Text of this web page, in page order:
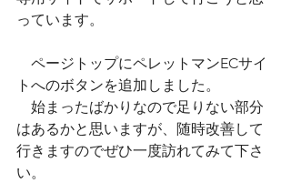
っています。
ページトップにペレットマンECサイ
トへのボタンを追加しました。
始まったばかりなので足りない部分
はあるかと思いますが、随時改善して
行きますのでぜひ一度訪れてみて下さ
い。